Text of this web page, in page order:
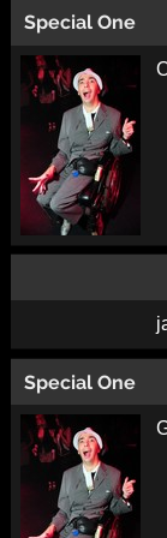
Special One
Special One